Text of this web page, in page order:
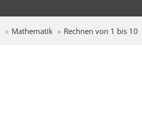
Mathematik Rechnen von 1 bis 10